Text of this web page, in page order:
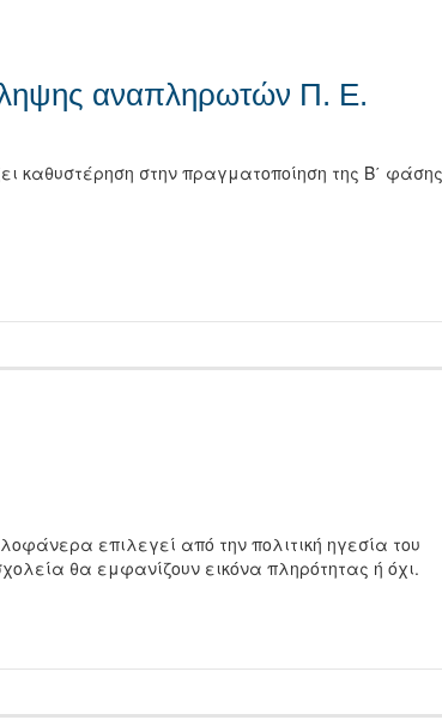
αναπληρωτών Π. Ε.
στην πραγματοποίηση της Β΄ φάσης
επιλεγεί από την πολιτική ηγεσία του
θα εμφανίζουν εικόνα πληρότητας ή όχι.